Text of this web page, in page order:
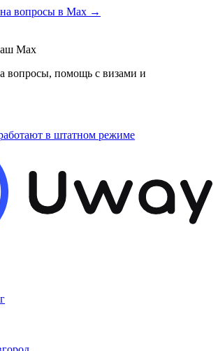
вопросы в Max →
Max
вопросы, помощь с визами и
в штатном режиме